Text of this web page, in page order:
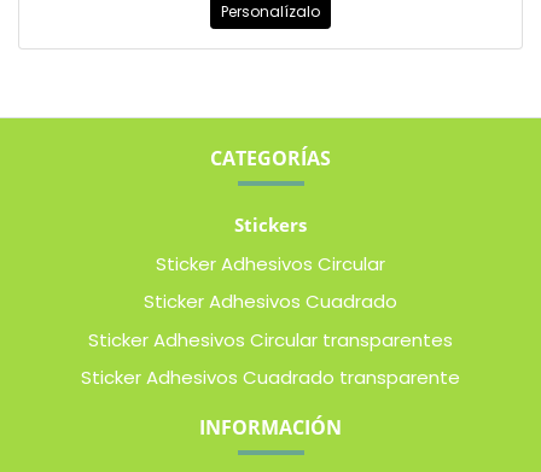
Personalízalo
CATEGORÍAS
Stickers
Sticker Adhesivos Circular
Sticker Adhesivos Cuadrado
Sticker Adhesivos Circular transparentes
Sticker Adhesivos Cuadrado transparente
INFORMACIÓN